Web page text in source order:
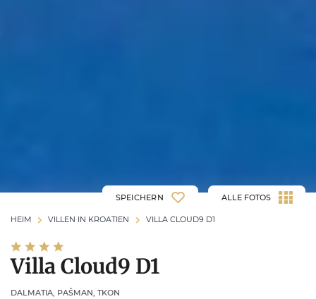
HEIM VILLEN IN KROATIEN VILLA CLOUD9 D1
Villa Cloud9 D1
DALMATIA, PAŠMAN, TKON
SPEICHERN ALLE FOTOS